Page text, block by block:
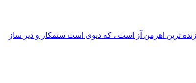
ترین اهرمن آز است ، که دیوی است ستمکار و دیر ساز